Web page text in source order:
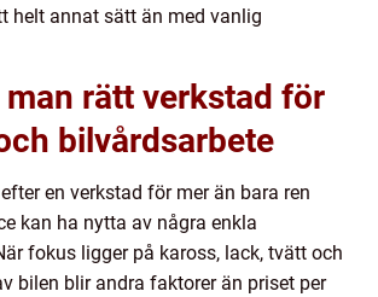
helt annat sätt än med vanlig
man rätt verkstad för
bilvårdsarbete
en verkstad för mer än bara ren
kan ha nytta av några enkla
fokus ligger på kaross, lack, tvätt och
bilen blir andra faktorer än priset per